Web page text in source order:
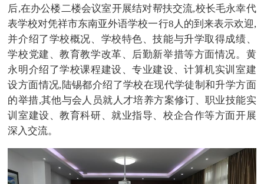
后,在办公楼二楼会议室开展结对帮扶交流,校长毛永幸代
表学校对凭祥市东南亚外语学校一行8人的到来表示欢迎,
并介绍了学校概况、学校特色、技能与升学取得成绩、
学校党建、教育教学改革、后勤新举措等方面情况。黄
永明介绍了学校课程建设、专业建设、计算机实训室建
设方面情况,陆锡都介绍了学校在现代学徒制和升学方面
的举措,其他与会人员就人才培养方案修订、职业技能实
训室建设、教育科研、就业指导、校企合作等方面开展
深入交流。